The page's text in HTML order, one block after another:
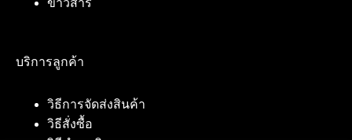
ข่าวสาร
บริการลูกค้า
วิธีการจัดส่งสินค้า
วิธีสั่งซื้อ